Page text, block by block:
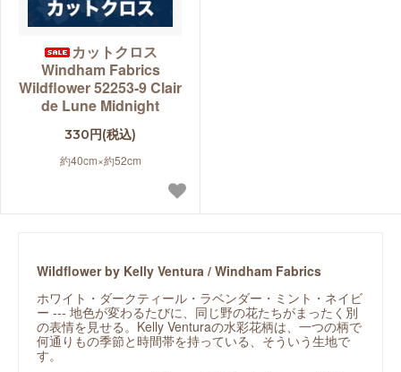
カットクロス
Windham Fabrics
Wildflower 52253-9 Clair
de Lune Midnight
330円(税込)
約40cm×約52cm
Wildflower by Kelly Ventura / Windham Fabrics
ホワイト・ダークティール・ラベンダー・ミント・ネイビ
ー --- 地色が変わるたびに、同じ野の花たちがまったく別
の表情を見せる。Kelly Venturaの水彩花柄は、一つの柄で
何通りもの季節と時間帯を持っている、そういう生地で
す。